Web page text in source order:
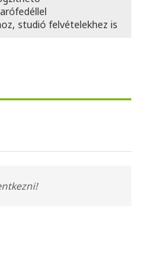
studió felvételekhez is